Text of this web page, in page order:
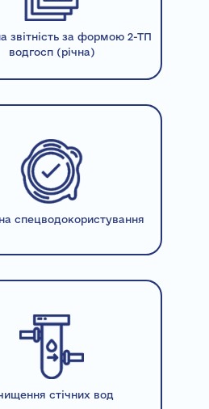
звітність за формою 2-ТП
водгосп (річна)
спецводокористування
стічних вод